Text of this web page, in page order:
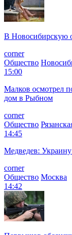
В Новосибирскую
corner
Общество
15:00
Малков осмотрел
дом в Рыбном
corner
Общество
14:45
Медведев:
corner
Общество Москва
14:42